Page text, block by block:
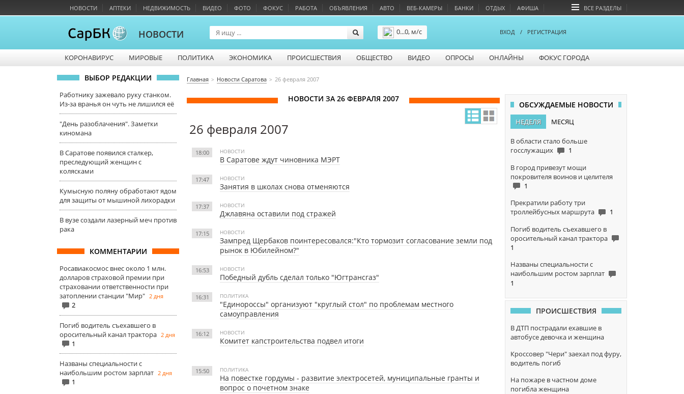
НОВОСТИ АПТЕКИ НЕДВИЖИМОСТЬ ВИДЕО ФОТО ФОКУС РАБОТА ОБЪЯВЛЕНИЯ АВТО ВЕБ-КАМЕРЫ БАНКИ ОТДЫХ АФИША ВСЕ РАЗДЕЛЫ
НОВОСТИ
0...0, м/с
ВХОД / РЕГИСТРАЦИЯ
КОРОНАВИРУС МИРОВЫЕ ПОЛИТИКА ЭКОНОМИКА ПРОИСШЕСТВИЯ ОБЩЕСТВО ВИДЕО ОПРОСЫ ОНЛАЙНЫ ФОКУС ГОРОДА
ВЫБОР РЕДАКЦИИ
Работнику зажевало руку станком.
Из-за вранья он чуть не лишился её
"День разоблачения". Заметки
киномана
В Саратове появился сталкер,
преследующий женщин с
колясками
Кумысную поляну обработают ядом
для защиты от мышиной лихорадки
В вузе создали лазерный меч против
рака
КОММЕНТАРИИ
Росавиакосмос внес около 1 млн.
долларов страховой премии при
страховании ответственности при
затоплении станции "Мир" 2 дня
2
Погиб водитель съехавшего в
оросительный канал трактора 2 дня
1
Названы специальности с
наибольшим ростом зарплат 2 дня
1
Главная Новости Саратова 26 февраля 2007
НОВОСТИ ЗА 26 ФЕВРАЛЯ 2007
26 февраля 2007
18:00 НОВОСТИ
В Саратове ждут чиновника МЭРТ
17:47 НОВОСТИ
Занятия в школах снова отменяются
17:37 НОВОСТИ
Джлавяна оставили под стражей
17:15 НОВОСТИ
Зампред Щербаков поинтересовался:"Кто тормозит согласование земли под
рынок в Юбилейном?"
16:53 НОВОСТИ
Победный дубль сделал только "Югтрансгаз"
16:31 ПОЛИТИКА
"Единороссы" организуют "круглый стол" по проблемам местного
самоуправления
16:12 НОВОСТИ
Комитет капстроительства подвел итоги
15:50 ПОЛИТИКА
На повестке гордумы - развитие электросетей, муниципальные гранты и
вопрос о почетном знаке
ОБСУЖДАЕМЫЕ НОВОСТИ
НЕДЕЛЯ МЕСЯЦ
В области стало больше
госслужащих
1
В город привезут мощи
покровителя воинов и целителя
1
Прекратили работу три
троллейбусных маршрута
1
Погиб водитель съехавшего в
оросительный канал трактора
1
Названы специальности с
наибольшим ростом зарплат
1
ПРОИСШЕСТВИЯ
В ДТП пострадали ехавшие в
автобусе девочка и женщина
Кроссовер "Чери" заехал под фуру,
водитель погиб
На пожаре в частном доме
погибла женщина